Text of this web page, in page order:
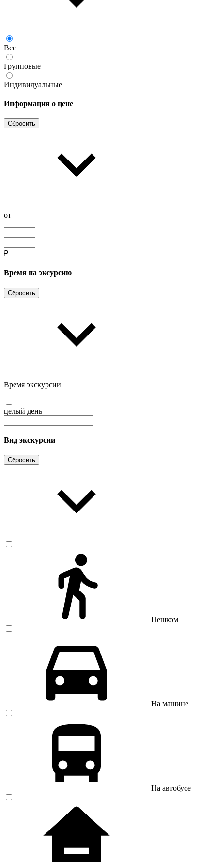
Все
Групповые
Индивидуальные
Информация о цене
Сбросить
от
₽
Время на эксурсию
Сбросить
Время экскурсии
целый день
Вид экскурсии
Сбросить
Пешком
На машине
На автобусе